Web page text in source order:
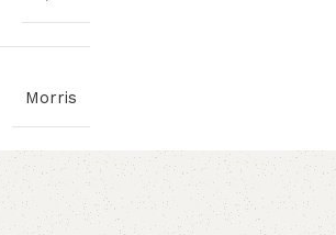
Morris